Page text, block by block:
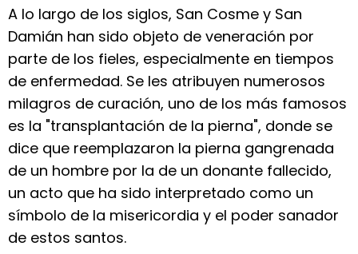
A lo largo de los siglos, San Cosme y San
Damián han sido objeto de veneración por
parte de los fieles, especialmente en tiempos
de enfermedad. Se les atribuyen numerosos
milagros de curación, uno de los más famosos
es la "transplantación de la pierna", donde se
dice que reemplazaron la pierna gangrenada
de un hombre por la de un donante fallecido,
un acto que ha sido interpretado como un
símbolo de la misericordia y el poder sanador
de estos santos.